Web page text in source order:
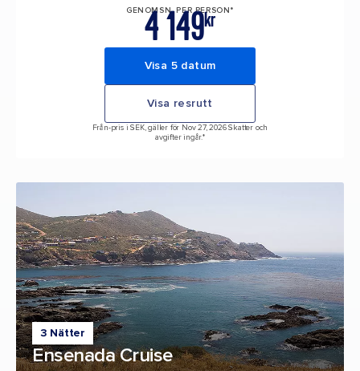
GENOMSN. PER PERSON*
kr
4 149
Visa 5 datum
Visa resrutt
Från-pris i SEK, gäller för Nov 27, 2026 Skatter och
avgifter ingår.*
3 Nätter
Ensenada Cruise